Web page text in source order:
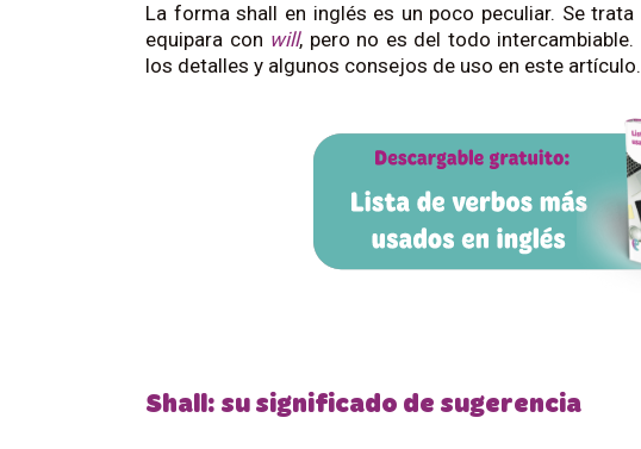
La forma shall en inglés es un poco peculiar. Se
equipara con will, pero no es del todo
los detalles y algunos consejos de uso en este artículo.
Shall: su significado de sugerencia